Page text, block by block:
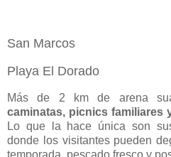
San Marcos
Playa El Dorado
Más de 2 km de arena
caminatas, picnics familiares
Lo que la hace única son
donde los visitantes pueden
temporada, pescado fresco y